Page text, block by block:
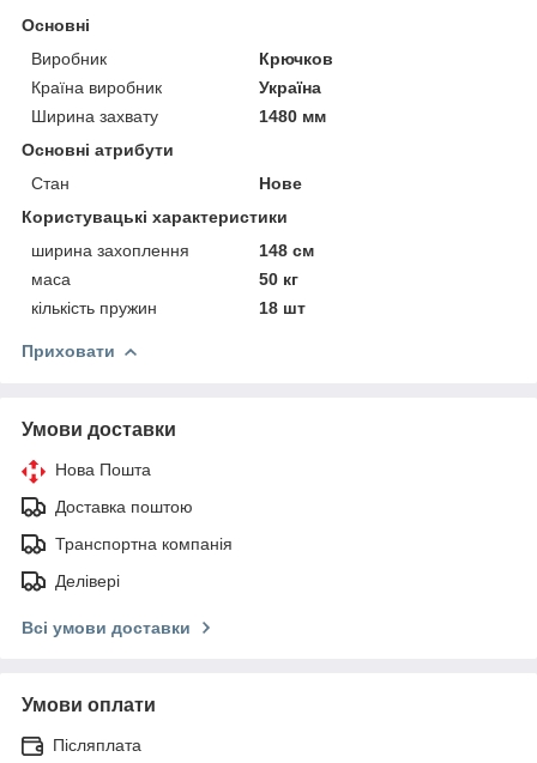
Основні
Виробник
Крючков
Країна виробник
Україна
Ширина захвату
1480 мм
Основні атрибути
Стан
Нове
Користувацькі характеристики
ширина захоплення
148 см
маса
50 кг
кількість пружин
18 шт
Приховати
Умови доставки
Нова Пошта
Доставка поштою
Транспортна компанія
Делівері
Всі умови доставки
Умови оплати
Післяплата